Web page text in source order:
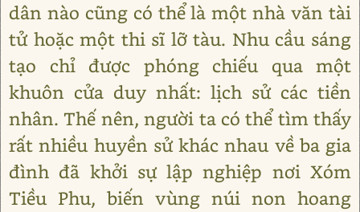
dân nào cũng có thể là một nhà văn tài
tử hoặc một thi sĩ lỡ tàu. Nhu cầu sáng
tạo chỉ được phóng chiếu qua một
khuôn cửa duy nhất: lịch sử các tiền
nhân. Thế nên, người ta có thể tìm thấy
rất nhiều huyền sử khác nhau về ba gia
đình đã khởi sự lập nghiệp nơi Xóm
Tiều Phu, biến vùng núi non hoang